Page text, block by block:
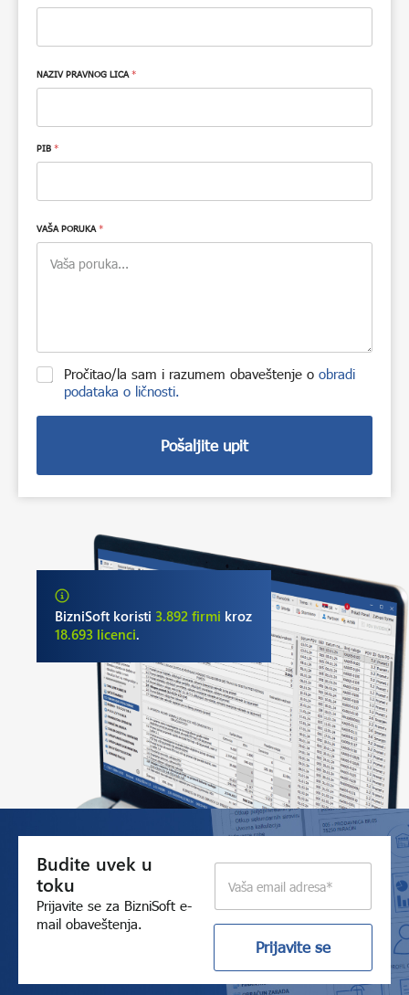
NAZIV PRAVNOG LICA *
PIB *
VAŠA PORUKA *
C
o
x
Pročitao/la sam i razumem obaveštenje o obradi
podataka o ličnosti.
Pošaljite upit
BizniSoft koristi 3.892 firmi kroz
18.693 licenci.
Budite uvek u
toku
Prijavite se za BizniSoft e-
mail obaveštenja.
E
a
i
Prijavite se